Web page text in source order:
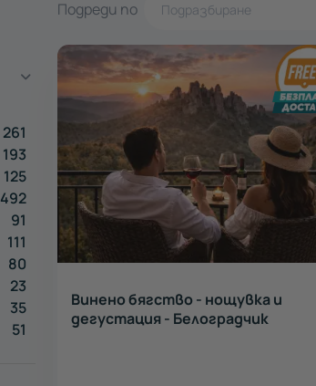
Подреди по
261
193
125
492
91
111
80
23
35
51
Винено бягство - нощувка и
дегустация - Белоградчик